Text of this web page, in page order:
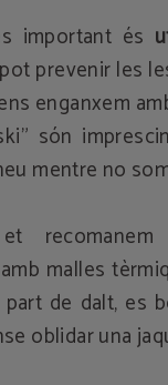
important és
prevenir les
enganxem
són
mentre no
malles
de dalt, es
oblidar una